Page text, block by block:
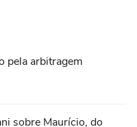
pela arbitragem
sobre Maurício, do